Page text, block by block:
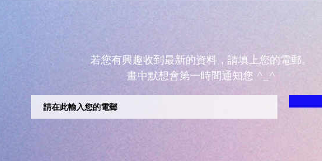
若您有興趣收到最新的資料，請填上您的電郵。
​畫中默想會第一時間通知您 ^_^